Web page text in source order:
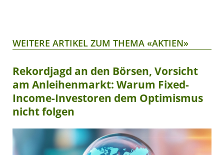
WEITERE ARTIKEL ZUM THEMA «AKTIEN»
Rekordjagd an den Börsen, Vorsicht
am Anleihenmarkt: Warum Fixed-
Income-Investoren dem Optimismus
nicht folgen